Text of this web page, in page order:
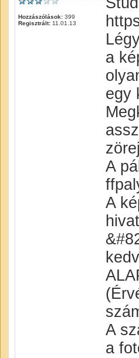
Hozzászólások: 399
Regisztrált: 11.01.13
a
egy
A
A
A
a